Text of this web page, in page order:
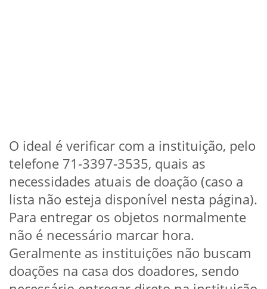
O ideal é verificar com a instituição, pelo
telefone 71-3397-3535, quais as
necessidades atuais de doação (caso a
lista não esteja disponível nesta página).
Para entregar os objetos normalmente
não é necessário marcar hora.
Geralmente as instituições não buscam
doações na casa dos doadores, sendo